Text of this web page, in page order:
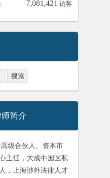
7,081,421 访客
简介
级合伙人、资本市
主任，大成中国区私
，上海涉外法律人才